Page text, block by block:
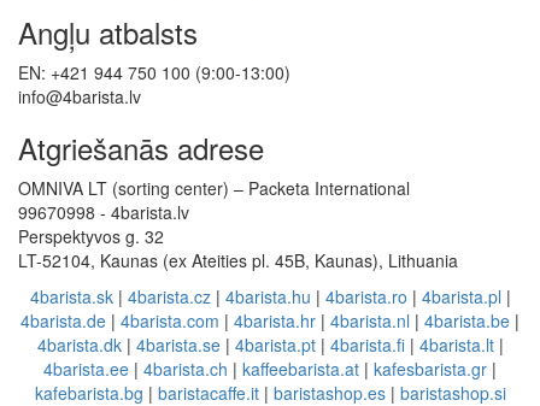
Angļu atbalsts
EN: +421 944 750 100 (9:00-13:00)
info@4barista.lv
Atgriešanās adrese
OMNIVA LT (sorting center) – Packeta International
99670998 - 4barista.lv
Perspektyvos g. 32
LT-52104, Kaunas (ex Ateities pl. 45B, Kaunas), Lithuania
4barista.sk| 4barista.cz| 4barista.hu | 4barista.ro | 4barista.pl |
4barista.de | 4barista.com | 4barista.hr | 4barista.nl | 4barista.be |
4barista.dk| 4barista.se| 4barista.pt| 4barista.fi| 4barista.lt|
4barista.ee | 4barista.ch | kaffeebarista.at | kafesbarista.gr |
kafebarista.bg | baristacaffe.it| baristashop.es| baristashop.si